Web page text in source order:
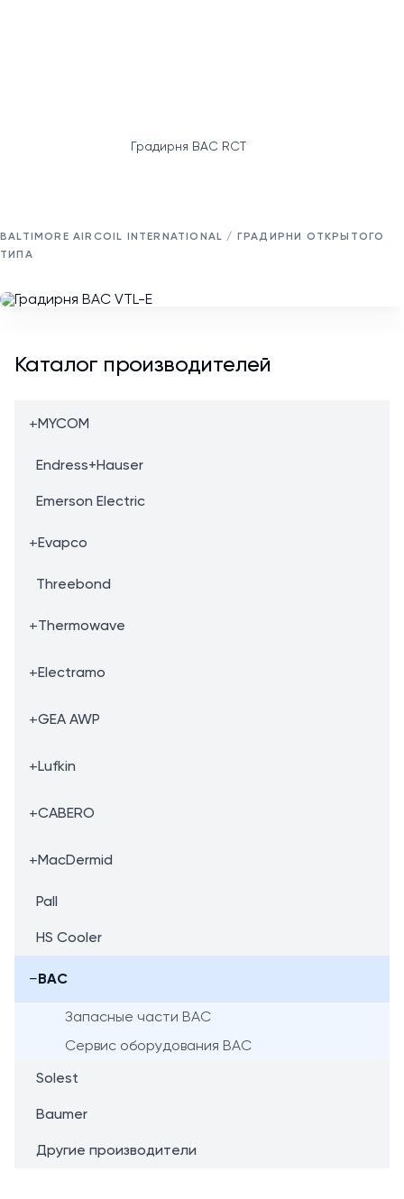
Градирня BAC RCT
BALTIMORE AIRCOIL INTERNATIONAL / ГРАДИРНИ ОТКРЫТОГО
ТИПА
Каталог производителей
+MYCOM
Endress+Hauser
Emerson Electric
+Evapco
Threebond
+Thermowave
+Electramo
+GEA AWP
+Lufkin
+CABERO
+MacDermid
Pall
HS Cooler
−BAC
Запасные части BAC
Сервис оборудования BAC
Solest
Baumer
Другие производители